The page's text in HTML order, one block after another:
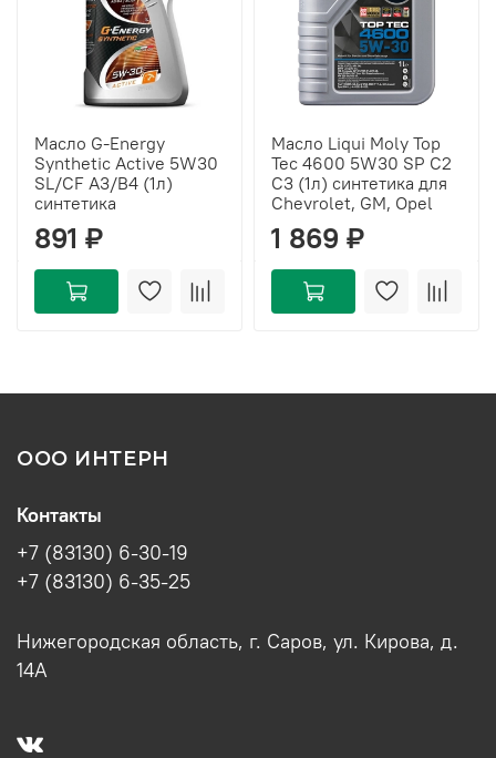
Масло G-Energy
Synthetic Active 5W30
SL/CF A3/B4 (1л)
синтетика
891 ₽
Масло Liqui Moly Top
Tec 4600 5W30 SP C2
C3 (1л) синтетика для
Chevrolet, GM, Opel
1 869 ₽
ООО ИНТЕРН
Контакты
+7 (83130) 6-30-19
+7 (83130) 6-35-25
Нижегородская область, г. Саров, ул. Кирова, д.
14А